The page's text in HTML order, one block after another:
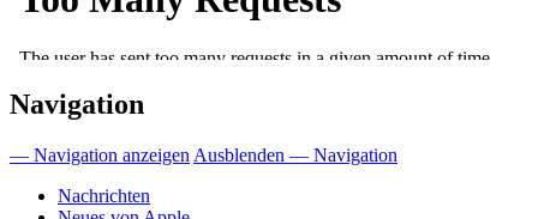
Navigation
— Navigation anzeigen Ausblenden — Navigation
Nachrichten